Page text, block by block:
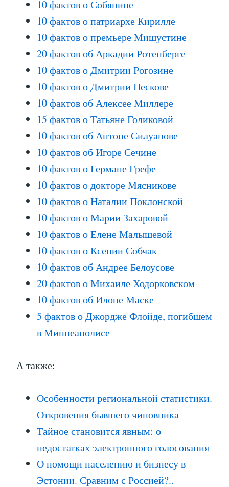
10 фактов о Собянине
10 фактов о патриархе Кирилле
10 фактов о премьере Мишустине
20 фактов об Аркадии Ротенберге
10 фактов о Дмитрии Рогозине
10 фактов о Дмитрии Пескове
10 фактов об Алексее Миллере
15 фактов о Татьяне Голиковой
10 фактов об Антоне Силуанове
10 фактов об Игоре Сечине
10 фактов о Германе Грефе
10 фактов о докторе Мясникове
10 фактов о Наталии Поклонской
10 фактов о Марии Захаровой
10 фактов о Елене Малышевой
10 фактов о Ксении Собчак
10 фактов об Андрее Белоусове
20 фактов о Михаиле Ходорковском
10 фактов об Илоне Маске
5 фактов о Джордже Флойде, погибшем
в Миннеаполисе
А также:
Особенности региональной статистики.
Откровения бывшего чиновника
Тайное становится явным: о
недостатках электронного голосования
О помощи населению и бизнесу в
Эстонии. Сравним с Россией?..